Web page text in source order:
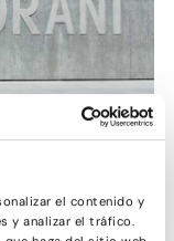
el contenido y
y analizar el tráfico.